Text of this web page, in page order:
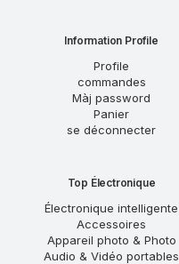
Information Profile
Profile
commandes
Màj password
Panier
se déconnecter
Top Électronique
Électronique intelligente
Accessoires
Appareil photo & Photo
Audio & Vidéo portables